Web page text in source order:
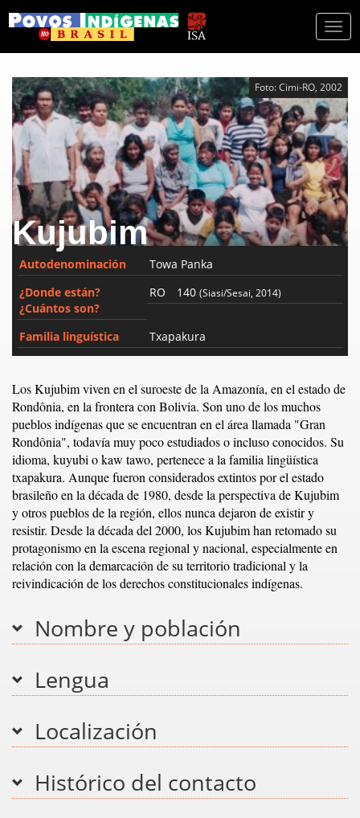
Foto: Cimi-RO, 2002
Kujubim
Autodenominación
Towa Panka
¿Donde están?
¿Cuántos son?
RO 140(Siasi/Sesai, 2014)
Familia linguística Txapakura
Los Kujubim viven en el suroeste de la Amazonía, en el estado de
Rondônia, en la frontera con Bolivia. Son uno de los muchos
pueblos indígenas que se encuentran en el área llamada "Gran
Rondônia", todavía muy poco estudiados o incluso conocidos. Su
idioma, kuyubi o kaw tawo, pertenece a la familia lingüística
txapakura. Aunque fueron considerados extintos por el estado
brasileño en la década de 1980, desde la perspectiva de Kujubim
y otros pueblos de la región, ellos nunca dejaron de existir y
resistir. Desde la década del 2000, los Kujubim han retomado su
protagonismo en la escena regional y nacional, especialmente en
relación con la demarcación de su territorio tradicional y la
reivindicación de los derechos constitucionales indígenas.
Nombre y población
Lengua
Localización
Histórico del contacto